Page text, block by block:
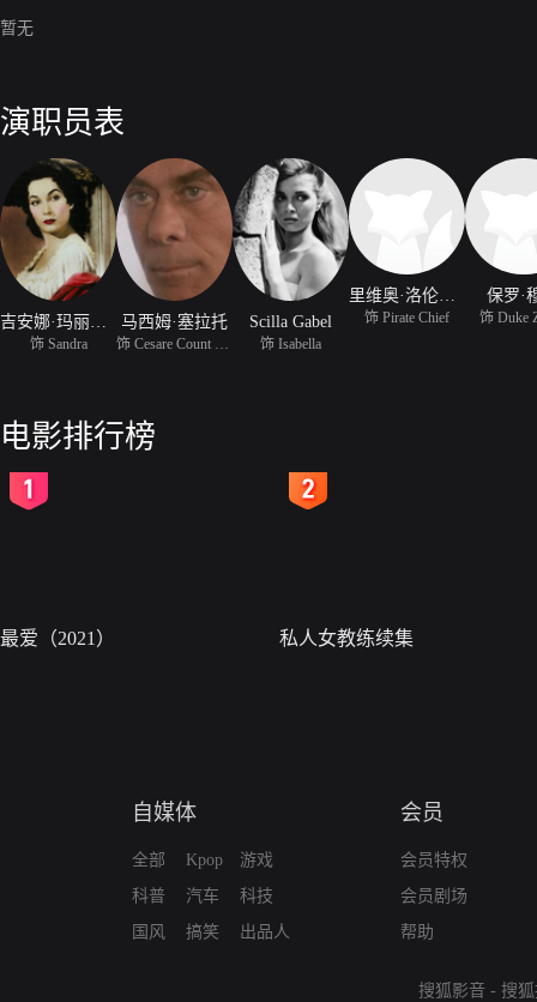
暂无
演职员表
饰 Sandra
马西姆·塞拉托 Scilla Gabel
饰 Isabella
里维奥·洛伦泽恩
饰 Pirate Chief
保罗·
饰 Duke
电影排行榜
最爱（2021） 私人女教练续集
自媒体
全部
科普
国风
Kpop
汽车
搞笑
游戏
科技
出品人
会员
会员特权
会员剧场
帮助
搜狐影音 - 搜